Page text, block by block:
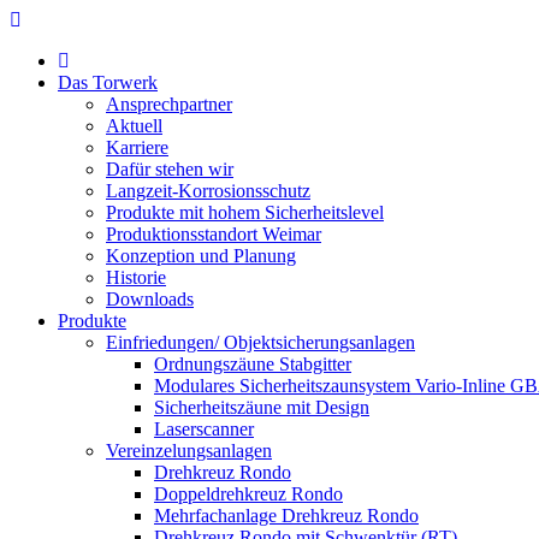
Das Torwerk
Ansprechpartner
Aktuell
Karriere
Dafür stehen wir
Langzeit-Korrosionsschutz
Produkte mit hohem Sicherheitslevel
Produktionsstandort Weimar
Konzeption und Planung
Historie
Downloads
Produkte
Einfriedungen/ Objektsicherungsanlagen
Ordnungszäune Stabgitter
Modulares Sicherheitszaunsystem Vario-Inline
Sicherheitszäune mit Design
Laserscanner
Vereinzelungsanlagen
Drehkreuz Rondo
Doppeldrehkreuz Rondo
Mehrfachanlage Drehkreuz Rondo